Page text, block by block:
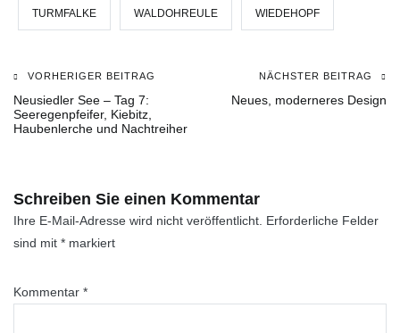
TURMFALKE WALDOHREULE WIEDEHOPF
Beitragsnavigation
VORHERIGER BEITRAG
Neusiedler See – Tag 7:
Seeregenpfeifer, Kiebitz,
Haubenlerche und Nachtreiher
NÄCHSTER BEITRAG
Neues, moderneres Design
Schreiben Sie einen Kommentar
Ihre E-Mail-Adresse wird nicht veröffentlicht. Erforderliche Felder
sind mit * markiert
Kommentar *